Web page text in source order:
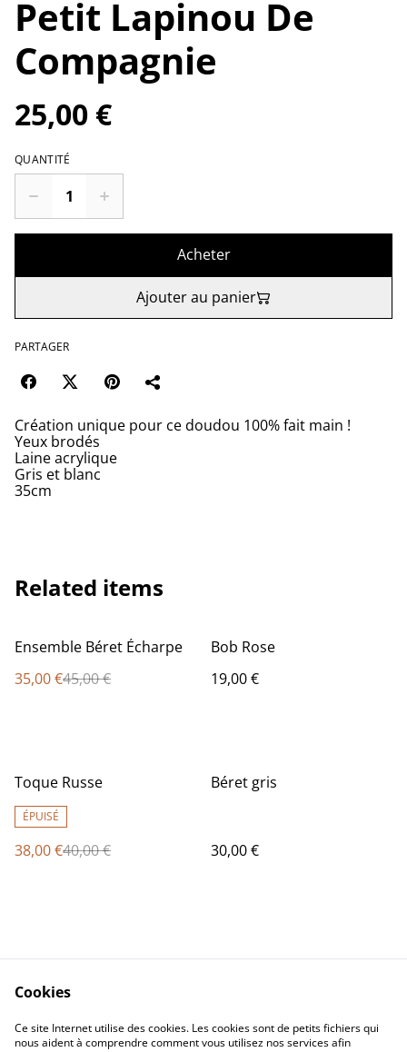
Petit Lapinou De
Compagnie
25,00 €
QUANTITÉ
Acheter
Ajouter au panier
PARTAGER
Création unique pour ce doudou 100% fait main !
Yeux brodés
Laine acrylique
Gris et blanc
35cm
Related items
%
Ensemble Béret Écharpe
35,00 €45,00 €
Bob Rose
19,00 €
%
Toque Russe
ÉPUISÉ
38,00 €40,00 €
Béret gris
30,00 €
Contact Us
Legal Terms
Privacy Policy
Cookie Policy
Cookies
Ce site Internet utilise des cookies. Les cookies sont de petits fichiers qui
nous aident à comprendre comment vous utilisez nos services afin